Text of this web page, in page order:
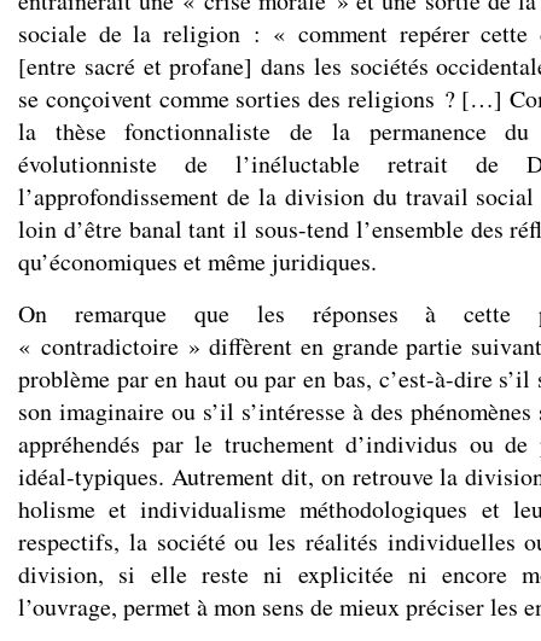
sociale de la religion : « comment repérer cette
[entre sacré et profane] dans les sociétés
se conçoivent comme sorties des religions ? […]
la thèse fonctionnaliste de la permanence
évolutionniste de l’inéluctable retrait de
l’approfondissement de la division du travail
loin d’être banal tant il sous-tend l’ensemble des
qu’économiques et même juridiques.
On remarque que les réponses à cette
« contradictoire » diffèrent en grande partie
problème par en haut ou par en bas, c’est-à-dire s’il
son imaginaire ou s’il s’intéresse à des
appréhendés par le truchement d’individus ou
idéal-typiques. Autrement dit, on retrouve la
holisme et individualisme méthodologiques et
respectifs, la société ou les réalités individuelles
division, si elle reste ni explicitée ni encore
l’ouvrage, permet à mon sens de mieux préciser les